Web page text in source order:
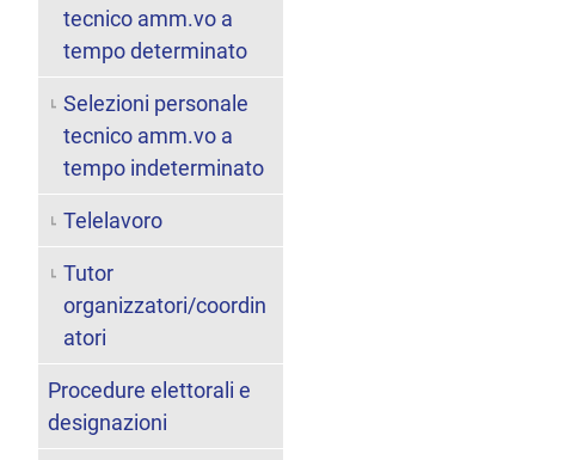
tecnico amm.vo a
tempo determinato
Selezioni personale
tecnico amm.vo a
tempo indeterminato
Telelavoro
Tutor
organizzatori/coordin
atori
Procedure elettorali e
designazioni